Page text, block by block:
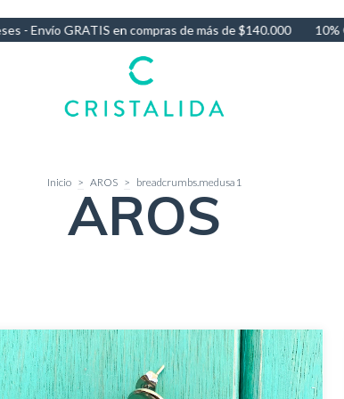
de $140.000 10% OFF por Transferencia - 3 Cuotas
Inicio > AROS > breadcrumbs.medusa1
AROS